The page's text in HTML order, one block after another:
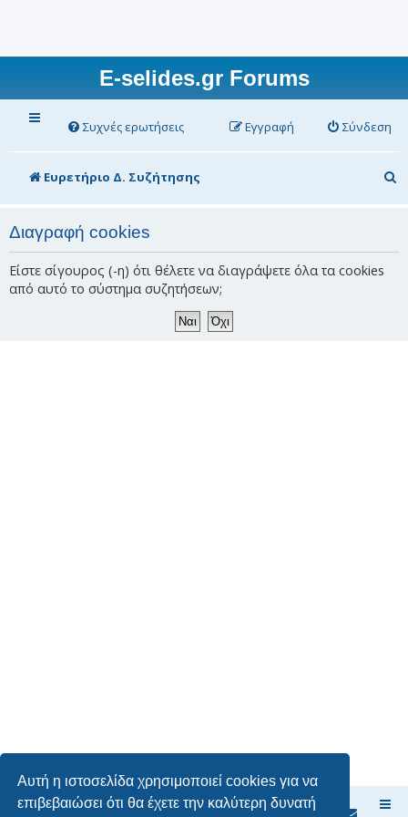
Αυτή η ιστοσελίδα χρησιμοποιεί cookies για να
επιβεβαιώσει ότι θα έχετε την καλύτερη δυνατή
E-selides.gr Forums
Συχνές ερωτήσεις Σύνδεση
Εγγραφή
Ευρετήριο Δ. Συζήτησης
ν
ζ
Διαγραφή cookies
Είστε σίγουρος (-η) ότι θέλετε να διαγράψετε όλα τα cookies
από αυτό το σύστημα συζητήσεων;
Ευρετήριο Δ. Συζήτησης